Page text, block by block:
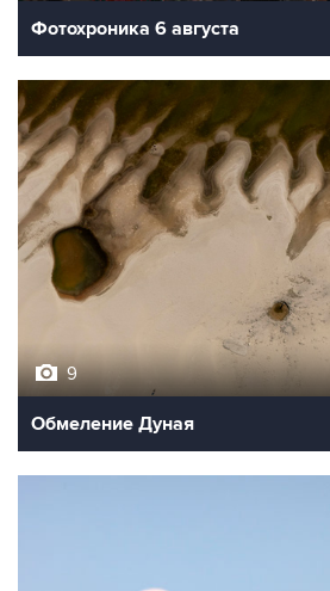
Фотохроника 6 августа
9
Обмеление Дуная